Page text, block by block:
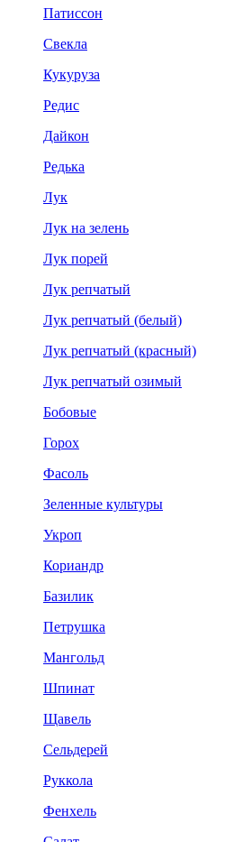
Патиссон
Свекла
Кукуруза
Редис
Дайкон
Редька
Лук
Лук на зелень
Лук порей
Лук репчатый
Лук репчатый (белый)
Лук репчатый (красный)
Лук репчатый озимый
Бобовые
Горох
Фасоль
Зеленные культуры
Укроп
Кориандр
Базилик
Петрушка
Мангольд
Шпинат
Щавель
Сельдерей
Руккола
Фенхель